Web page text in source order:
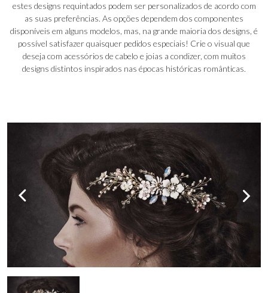
estes designs requintados podem ser personalizados de acordo com
as suas preferências. As opções dependem dos componentes
disponíveis em alguns modelos, mas, na grande maioria dos designs, é
possível satisfazer quaisquer pedidos especiais! Crie o visual que
deseja com acessórios de cabelo e joias a condizer, com muitos
designs distintos inspirados nas épocas históricas românticas.